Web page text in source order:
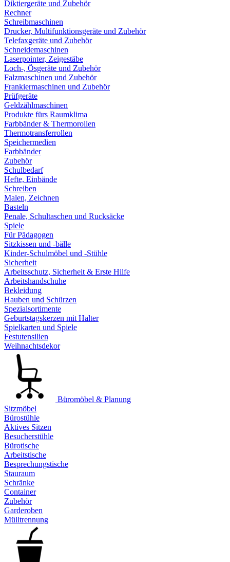
Diktiergeräte und Zubehör
Rechner
Schreibmaschinen
Drucker, Multifunktionsgeräte und Zubehör
Telefaxgeräte und Zubehör
Schneidemaschinen
Laserpointer, Zeigestäbe
Loch-, Ösgeräte und Zubehör
Falzmaschinen und Zubehör
Frankiermaschinen und Zubehör
Prüfgeräte
Geldzählmaschinen
Produkte fürs Raumklima
Farbbänder & Thermorollen
Thermotransferrollen
Speichermedien
Farbbänder
Zubehör
Schulbedarf
Hefte, Einbände
Schreiben
Malen, Zeichnen
Basteln
Penale, Schultaschen und Rucksäcke
Spiele
Für Pädagogen
Sitzkissen und -bälle
Kinder-Schulmöbel und -Stühle
Sicherheit
Arbeitsschutz, Sicherheit & Erste Hilfe
Arbeitshandschuhe
Bekleidung
Hauben und Schürzen
Spezialsortimente
Geburtstagskerzen mit Halter
Spielkarten und Spiele
Festutensilien
Weihnachtsdekor
Büromöbel & Planung
Sitzmöbel
Bürostühle
Aktives Sitzen
Besucherstühle
Bürotische
Arbeitstische
Besprechungstische
Stauraum
Schränke
Container
Zubehör
Garderoben
Mülltrennung